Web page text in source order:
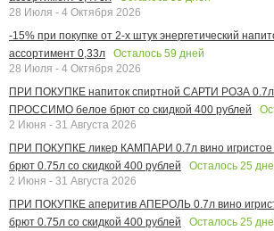
28 Июля - 4 Октября 2026
-15% при покупке от 2-х штук энергетический
ассортимент 0,33л
Осталось 59 дней
28 Июля - 4 Октября 2026
ПРИ ПОКУПКЕ напиток спиртной САРТИ РОЗА 0.7л
ПРОССИМО белое брют со скидкой 400 рублей
2 Июня - 31 Августа 2026
ПРИ ПОКУПКЕ ликер КАМПАРИ 0.7л вино
брют 0.75л со скидкой 400 рублей
Осталось 25
2 Июня - 31 Августа 2026
ПРИ ПОКУПКЕ аперитив АПЕРОЛЬ 0.7л вино
брют 0.75л со скидкой 400 рублей
Осталось 25